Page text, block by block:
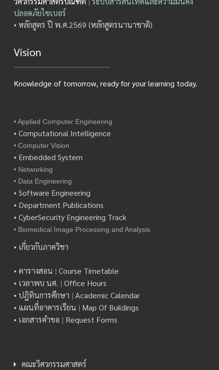
ปลอดภัยไซเบอร์
• หลักสูตร ปี พ.ศ.2569 (หลักสูตรนานาชาติ)
Vision
Knowledge of tomorrow, ready for your learning today.
• Applied Computer Engineering
• Computational Intelligence
• Computer Vision
• Embedded System
• Networking
• Data Engineering
• Software Engineering
• Department Publications
• CyberSecurity Engineering Track
• Biomedical Image Processing and Analysis
• เกี่ยวกับภาควิชา
• ตารางสอน | Course Timetable
• เวลาพบ นศ. | Office Hours
• ปฎิทินการศึกษา | Academic Calendar
• แผนที่อาคารเรียน | Map Of Buildings
• เอกสารคำขอ | Request Forms
คณะวิศวกรรมศาสตร์